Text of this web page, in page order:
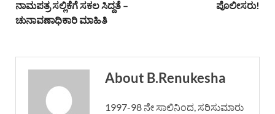
ನಾಮಪತ್ರ ಸಲ್ಲಿಕೆಗೆ ಸಕಲ ಸಿದ್ದತೆ –
ಚುನಾವಣಾಧಿಕಾರಿ ಮಾಹಿತಿ
ಪೊಲೀಸರು!
About B.Renukesha
1997-98 ನೇ ಸಾಲಿನಿಂದ, ಸರಿಸುಮಾರು